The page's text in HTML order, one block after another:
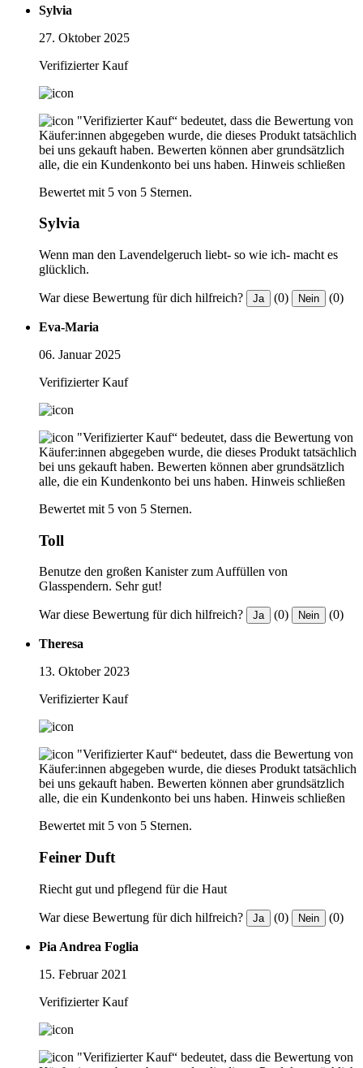
Sylvia
27. Oktober 2025
Verifizierter Kauf
"Verifizierter Kauf“ bedeutet, dass die Bewertung von
Käufer:innen abgegeben wurde, die dieses Produkt tatsächlich
bei uns gekauft haben. Bewerten können aber grundsätzlich
alle, die ein Kundenkonto bei uns haben. Hinweis schließen
Bewertet mit 5 von 5 Sternen.
Sylvia
Wenn man den Lavendelgeruch liebt- so wie ich- macht es
glücklich.
War diese Bewertung für dich hilfreich? Ja (0) Nein (0)
Eva-Maria
06. Januar 2025
Verifizierter Kauf
"Verifizierter Kauf“ bedeutet, dass die Bewertung von
Käufer:innen abgegeben wurde, die dieses Produkt tatsächlich
bei uns gekauft haben. Bewerten können aber grundsätzlich
alle, die ein Kundenkonto bei uns haben. Hinweis schließen
Bewertet mit 5 von 5 Sternen.
Toll
Benutze den großen Kanister zum Auffüllen von
Glasspendern. Sehr gut!
War diese Bewertung für dich hilfreich? Ja (0) Nein (0)
Theresa
13. Oktober 2023
Verifizierter Kauf
"Verifizierter Kauf“ bedeutet, dass die Bewertung von
Käufer:innen abgegeben wurde, die dieses Produkt tatsächlich
bei uns gekauft haben. Bewerten können aber grundsätzlich
alle, die ein Kundenkonto bei uns haben. Hinweis schließen
Bewertet mit 5 von 5 Sternen.
Feiner Duft
Riecht gut und pflegend für die Haut
War diese Bewertung für dich hilfreich? Ja (0) Nein (0)
Pia Andrea Foglia
15. Februar 2021
Verifizierter Kauf
"Verifizierter Kauf“ bedeutet, dass die Bewertung von